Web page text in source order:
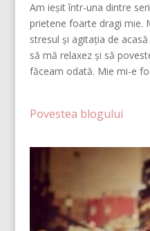
Am ieșit într-una dintre
prietene foarte dragi mie.
stresul și agitația de
să mă relaxez și să
făceam odată. Mie mi-e
Povestea blogului